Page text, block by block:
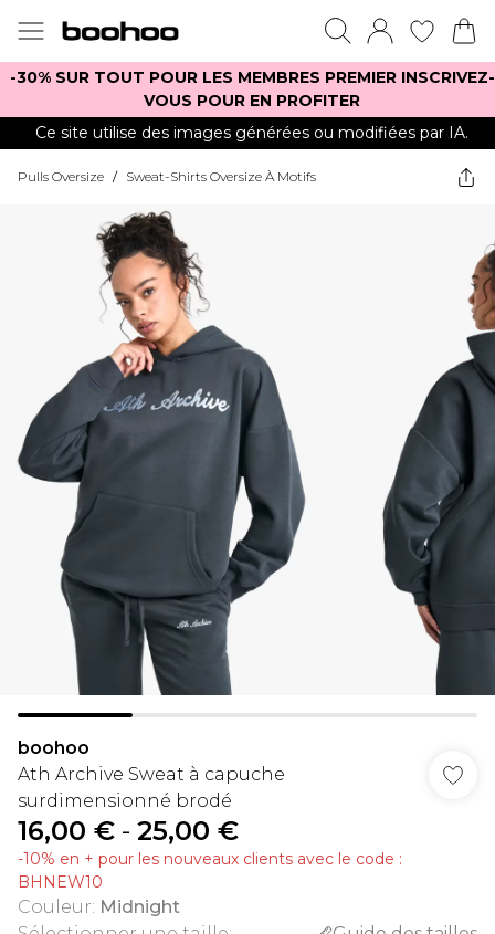
-30% SUR TOUT POUR LES MEMBRES PREMIER INSCRIVEZ-
VOUS POUR EN PROFITER
Ce site utilise des images générées ou modifiées par IA.
Pulls Oversize / Sweat-Shirts Oversize À Motifs
boohoo
Ath Archive Sweat à capuche
surdimensionné brodé
16,00 € - 25,00 €
-10% en + pour les nouveaux clients avec le code :
BHNEW10
Couleur: Midnight